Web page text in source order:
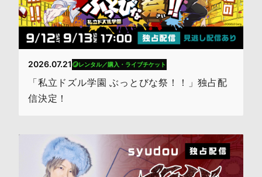
2026.07.21 レンタル／購入・ライブチケット
「私立ドズル学園 ぶっとびな祭！！」独占配
信決定！